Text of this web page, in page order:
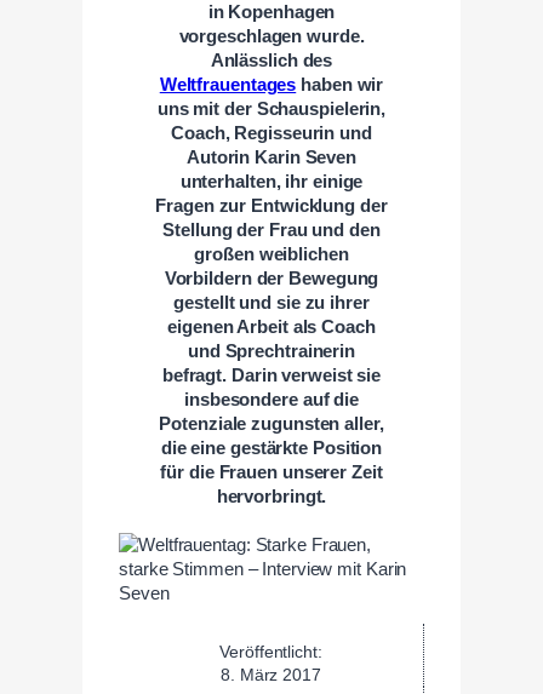
in Kopenhagen
vorgeschlagen wurde.
Anlässlich des
Weltfrauentages haben wir
uns mit der Schauspielerin,
Coach, Regisseurin und
Autorin Karin Seven
unterhalten, ihr einige
Fragen zur Entwicklung der
Stellung der Frau und den
großen weiblichen
Vorbildern der Bewegung
gestellt und sie zu ihrer
eigenen Arbeit als Coach
und Sprechtrainerin
befragt. Darin verweist sie
insbesondere auf die
Potenziale zugunsten aller,
die eine gestärkte Position
für die Frauen unserer Zeit
hervorbringt.
Veröffentlicht:
8. März 2017